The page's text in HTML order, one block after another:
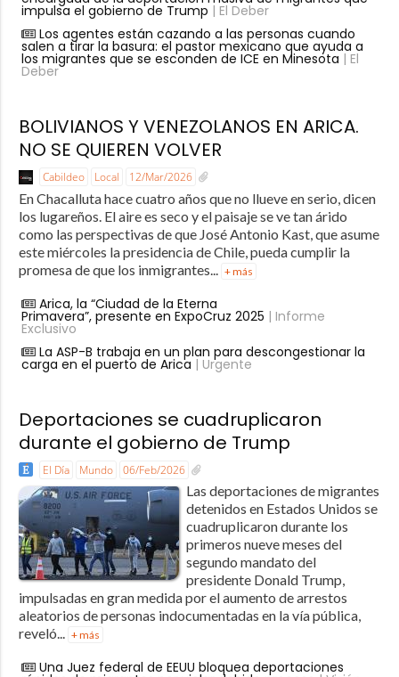
impulsa el gobierno de Trump | El Deber
Los agentes están cazando a las personas cuando
salen a tirar la basura: el pastor mexicano que ayuda a
los migrantes que se esconden de ICE en Minesota | El
Deber
BOLIVIANOS Y VENEZOLANOS EN ARICA.
NO SE QUIEREN VOLVER
Cabildeo Local 12/Mar/2026
En Chacalluta hace cuatro años que no llueve en serio, dicen
los lugareños. El aire es seco y el paisaje se ve tan árido
como las perspectivas de que José Antonio Kast, que asume
este miércoles la presidencia de Chile, pueda cumplir la
promesa de que los inmigrantes...
+ más
Arica, la “Ciudad de la Eterna
Primavera”, presente en ExpoCruz 2025 | Informe
Exclusivo
La ASP-B trabaja en un plan para descongestionar la
carga en el puerto de Arica | Urgente
Deportaciones se cuadruplicaron
durante el gobierno de Trump
El Día Mundo 06/Feb/2026
Las deportaciones de migrantes
detenidos en Estados Unidos se
cuadruplicaron durante los
primeros nueve meses del
segundo mandato del
presidente Donald Trump,
impulsadas en gran medida por el aumento de arrestos
aleatorios de personas indocumentadas en la vía pública,
reveló... + más
Una Juez federal de EEUU bloquea deportaciones